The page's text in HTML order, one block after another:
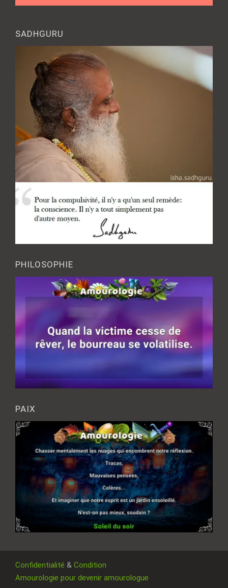
SADHGURU
PHILOSOPHIE
PAIX
Confidentialité & Condition
Amourologie pour devenir amourologue